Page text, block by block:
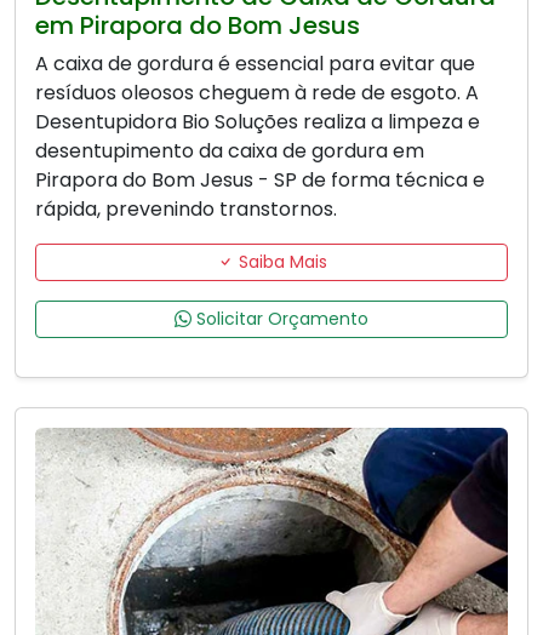
em Pirapora do Bom Jesus
A caixa de gordura é essencial para evitar que
resíduos oleosos cheguem à rede de esgoto. A
Desentupidora Bio Soluções realiza a limpeza e
desentupimento da caixa de gordura em
Pirapora do Bom Jesus - SP de forma técnica e
rápida, prevenindo transtornos.
Saiba Mais
Solicitar Orçamento